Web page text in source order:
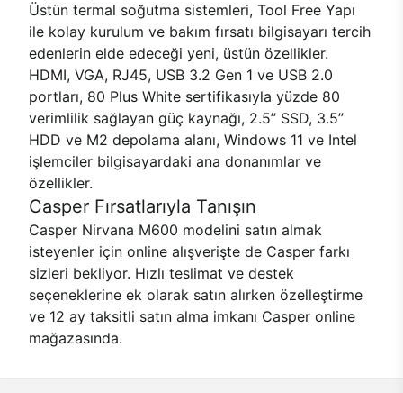
Üstün termal soğutma sistemleri, Tool Free Yapı
ile kolay kurulum ve bakım fırsatı bilgisayarı tercih
edenlerin elde edeceği yeni, üstün özellikler.
HDMI, VGA, RJ45, USB 3.2 Gen 1 ve USB 2.0
portları, 80 Plus White sertifikasıyla yüzde 80
verimlilik sağlayan güç kaynağı, 2.5’’ SSD, 3.5’’
HDD ve M2 depolama alanı, Windows 11 ve Intel
işlemciler bilgisayardaki ana donanımlar ve
özellikler.
Casper Fırsatlarıyla Tanışın
Casper Nirvana M600 modelini satın almak
isteyenler için online alışverişte de Casper farkı
sizleri bekliyor. Hızlı teslimat ve destek
seçeneklerine ek olarak satın alırken özelleştirme
ve 12 ay taksitli satın alma imkanı Casper online
mağazasında.